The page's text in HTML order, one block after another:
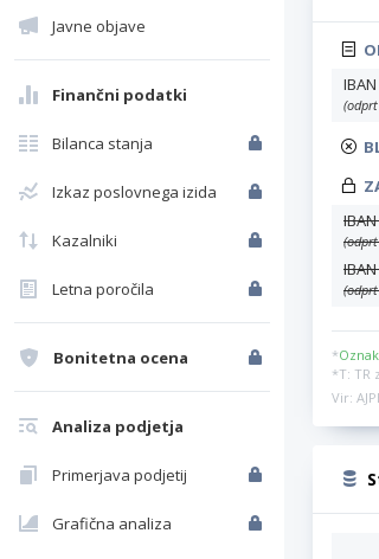
Javne objave
Finančni podatki
Bilanca stanja
Izkaz poslovnega izida
Kazalniki
Letna poročila
Bonitetna ocena
Analiza podjetja
Primerjava podjetij
Grafična analiza
*
*T: TR
Vir: